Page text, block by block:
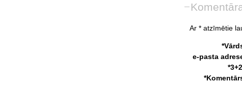
Ar * atzīmētie
e-pasta